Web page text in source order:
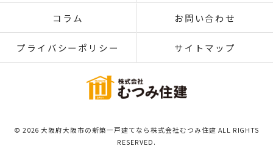
コラム お問い合わせ
プライバシーポリシー サイトマップ
© 2026 大阪府大阪市の新築一戸建てなら株式会社むつみ住建 ALL RIGHTS
RESERVED.